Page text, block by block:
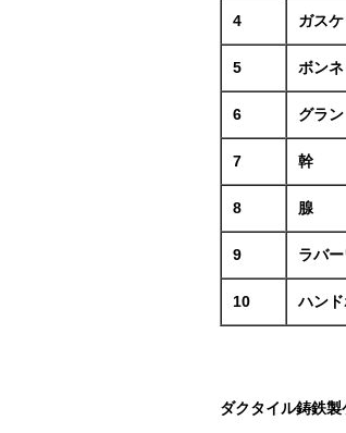
4 ガス
5 ボンネ
6 グラ
7 幹
8 腺
9 ラバ
10 ハン
ダクタイル鋳鉄